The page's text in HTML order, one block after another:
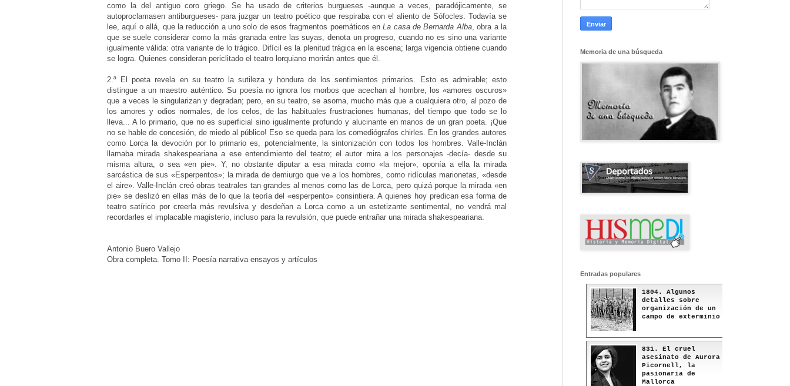
como la del antiguo coro griego. Se ha usado de criterios burgueses -aunque a veces, paradójicamente, se
autoproclamasen antiburgueses- para juzgar un teatro poético que respiraba con el aliento de Sófocles. Todavía se
lee, aquí o allá, que la reducción a uno solo de esos fragmentos poemáticos enLa casa de Bernarda Alba, obra a la
que se suele considerar como la más granada entre las suyas, denota un progreso, cuando no es sino una variante
igualmente válida: otra variante de lo trágico. Difícil es la plenitud trágica en la escena; larga vigencia obtiene cuando
se logra. Quienes consideran periclitado el teatro lorquiano morirán antes que él.
2.ª El poeta revela en su teatro la sutileza y hondura de los sentimientos primarios. Esto es admirable; esto
distingue a un maestro auténtico. Su poesía no ignora los morbos que acechan al hombre, los «amores oscuros»
que a veces le singularizan y degradan; pero, en su teatro, se asoma, mucho más que a cualquiera otro, al pozo de
los amores y odios normales, de los celos, de las habituales frustraciones humanas, del tiempo que todo se lo
lleva... A lo primario, que no es superficial sino igualmente profundo y alucinante en manos de un gran poeta. ¡Que
no se hable de concesión, de miedo al público! Eso se queda para los comediógrafos chirles. En los grandes autores
como Lorca la devoción por lo primario es, potencialmente, la sintonización con todos los hombres. Valle-Inclán
llamaba mirada shakespeariana a ese entendimiento del teatro; el autor mira a los personajes -decía- desde su
misma altura, o sea «en pie». Y, no obstante diputar a esa mirada como «la mejor», oponía a ella la mirada
sarcástica de sus «Esperpentos»; la mirada de demiurgo que ve a los hombres, como ridículas marionetas, «desde
el aire». Valle-Inclán creó obras teatrales tan grandes al menos como las de Lorca, pero quizá porque la mirada «en
pie» se deslizó en ellas más de lo que la teoría del «esperpento» consintiera. A quienes hoy predican esa forma de
teatro satírico por creerla más revulsiva y desdeñan a Lorca como a un estetizante sentimental, no vendrá mal
recordarles el implacable magisterio, incluso para la revulsión, que puede entrañar una mirada shakespeariana.
Antonio Buero Vallejo
Obra completa. Tomo II: Poesía narrativa ensayos y artículos
Memoria de una búsqueda
Entradas populares
1804. Algunos
detalles sobre
organización de un
campo de exterminio
831. El cruel
asesinato de Aurora
Picornell, la
pasionaria de
Mallorca